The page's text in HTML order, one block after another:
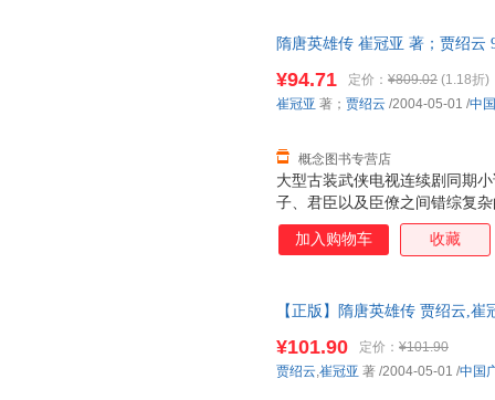
隋唐英雄传 崔冠亚 著；贾绍云
大型古装武侠电视连续剧同期
子、君臣以及臣僚之间错综复
子、弑父杀兄、迁都洛阳、西
型历史事件，反映了大隋王朝
¥94.71 定价： ¥809.02 (1.18折)
概念图书专营店
崔冠亚 著； 贾绍云 /2004-05-01 /中
加入购物车 收藏
【正版】隋唐英雄传 贾绍云,崔
¥101.90 定价： ¥101.90
贾绍云,崔冠亚 著 /2004-05-01 /中国